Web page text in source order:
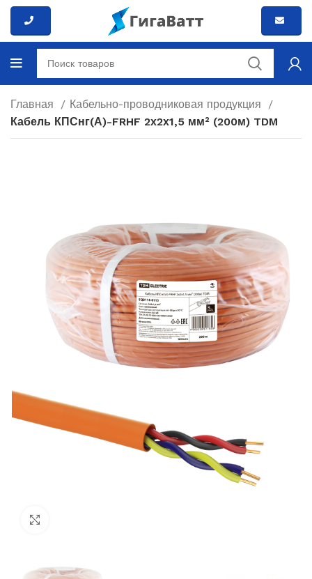
Главная
Кабельно-проводниковая продукция
Кабель КПСнг(А)-FRHF 2х2х1,5 мм² (200м) TDM